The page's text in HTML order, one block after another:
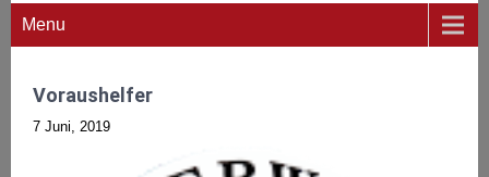
Menu
Voraushelfer
7 Juni, 2019